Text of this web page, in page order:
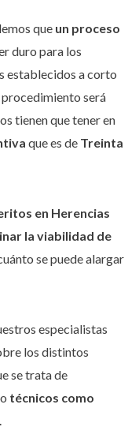
que un proceso
duro para los
establecidos a corto
será
tienen que tener en
que es de Treinta
en Herencias
la viabilidad de
se puede alargar
especialistas
los distintos
se trata de
técnicos como